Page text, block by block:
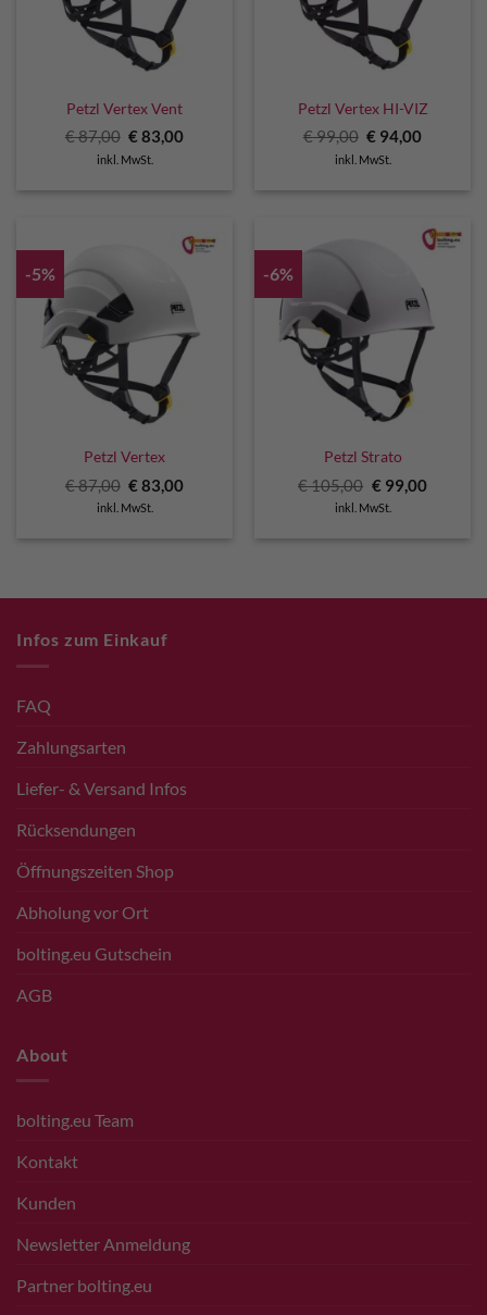
Petzl Vertex Vent
€87,00 Ursprünglicher
Preis
war:
€83,00Aktueller
inkl. MwSt.
Petzl Vertex HI-VIZ
€99,00 Ursprünglicher
Preis
war:
€ 94,00
inkl. MwSt.
-5%
Petzl Vertex
€87,00 Ursprünglicher
Preis
war:
€83,00Aktueller
inkl. MwSt.
-6%
Petzl Strato
€105,00 Ursprünglicher
Preis
war:
€99,00
inkl. MwSt.
Infos zum Einkauf
FAQ
Zahlungsarten
Liefer- & Versand Infos
Rücksendungen
Öffnungszeiten Shop
Abholung vor Ort
bolting.eu Gutschein
AGB
About
bolting.eu Team
Kontakt
Kunden
Newsletter Anmeldung
Partner bolting.eu